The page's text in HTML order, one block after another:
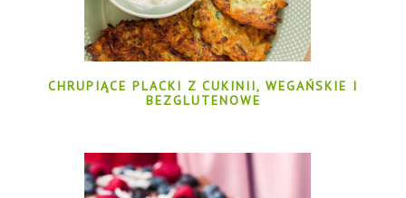
CHRUPIĄCE PLACKI Z CUKINII, WEGAŃSKIE I
BEZGLUTENOWE